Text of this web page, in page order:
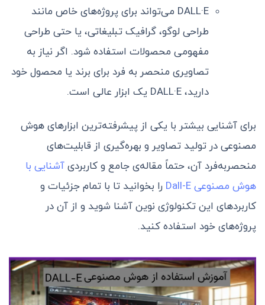
DALL·E می‌تواند برای پروژه‌های خاص مانند
طراحی لوگو، گرافیک تبلیغاتی، یا حتی طراحی
مفهومی محصولات استفاده شود. اگر نیاز به
تصاویری منحصر به فرد برای برند یا محصول خود
دارید، DALL·E یک ابزار عالی است.
برای آشنایی بیشتر با یکی از پیشرفته‌ترین ابزارهای هوش
مصنوعی در تولید تصاویر و بهره‌گیری از قابلیت‌های
منحصربه‌فرد آن، حتماً مقاله‌ی جامع و کاربردی آشنایی با
هوش مصنوعی Dall-E
را بخوانید تا با تمام جزئیات و
کاربردهای این تکنولوژی نوین آشنا شوید و از آن در
پروژه‌های خود استفاده کنید.